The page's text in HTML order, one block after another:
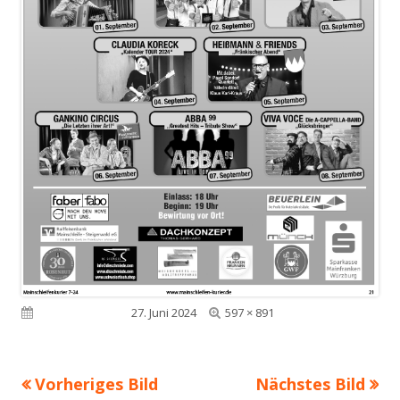
Veröffentlicht am27. Juni 2024
Volle
597 × 891
Vorheriges Bild Nächstes Bild